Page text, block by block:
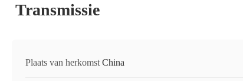
Transmissie
Plaats van herkomst China